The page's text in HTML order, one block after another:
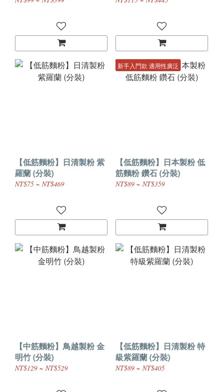
【低筋麵粉】日清製粉 紫
羅蘭 (分裝)
NT$75 ~ NT$469
新手入門款 適用性廣泛
【低筋麵粉】日本製粉 低
筋麵粉 鑽石 (分裝)
NT$89 ~ NT$359
【中筋麵粉】鳥越製粉 金
明竹 (分裝)
NT$129 ~ NT$529
【低筋麵粉】日清製粉 特
級紫羅蘭 (分裝)
NT$89 ~ NT$405